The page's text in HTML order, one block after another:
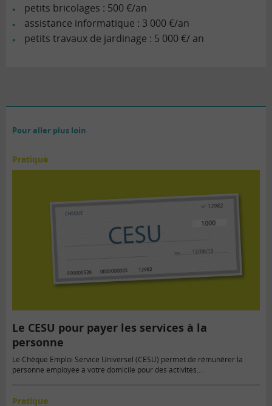
petits bricolages : 500 €/an
assistance informatique : 3 000 €/an
petits travaux de jardinage : 5 000 €/ an
Pour aller plus loin
Pratique
Le CESU pour payer les services à la
personne
Le Chèque Emploi Service Universel (CESU) permet de rémunérer la
personne employée à votre domicile pour des activités…
Pratique